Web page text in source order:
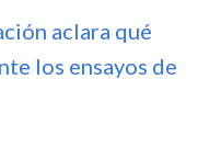
aclara qué
los ensayos de